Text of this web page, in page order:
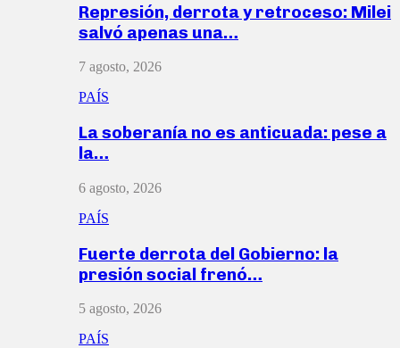
Represión, derrota y retroceso: Milei
salvó apenas una…
7 agosto, 2026
PAÍS
La soberanía no es anticuada: pese a
la…
6 agosto, 2026
PAÍS
Fuerte derrota del Gobierno: la
presión social frenó…
5 agosto, 2026
PAÍS